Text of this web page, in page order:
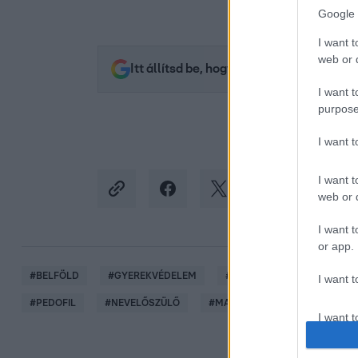
Google
I want
web or
I want
I want
I want
web or
I want
or app.
I want
I want
Itt állítsd be, hogy az RTL.hu az elsők
#BELFÖLD #GYEREKVÉDELEM #
#PEDOFIL #NEVELŐSZÜLŐ #MA